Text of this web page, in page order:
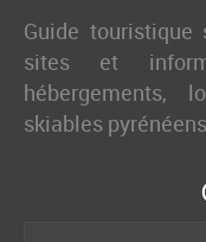
Guide touristique
sites et
hébergements,
skiables